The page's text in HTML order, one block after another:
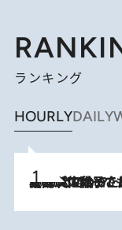
ランキング
HOURLYDAILY
2026.8.5
【阿川佐和子さんの年とる力】なぜ70代で始めた趣味は“こんなに楽しい”のか？ ピアノ、俳句…スランプに陥っても続けられる“ある秘訣”とは